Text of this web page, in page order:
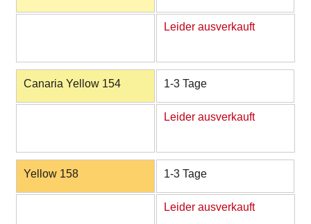
Leider ausverkauft
Canaria Yellow 154 1-3 Tage
Leider ausverkauft
Yellow 158 1-3 Tage
Leider ausverkauft